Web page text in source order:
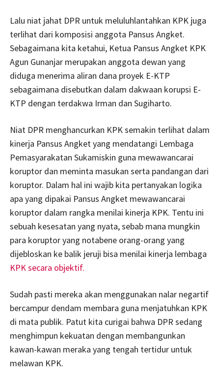
Lalu niat jahat DPR untuk meluluhlantahkan KPK juga
terlihat dari komposisi anggota Pansus Angket.
Sebagaimana kita ketahui, Ketua Pansus Angket KPK
Agun Gunanjar merupakan anggota dewan yang
diduga menerima aliran dana proyek E-KTP
sebagaimana disebutkan dalam dakwaan korupsi E-
KTP dengan terdakwa Irman dan Sugiharto.
Niat DPR menghancurkan KPK semakin terlihat dalam
kinerja Pansus Angket yang mendatangi Lembaga
Pemasyarakatan Sukamiskin guna mewawancarai
koruptor dan meminta masukan serta pandangan dari
koruptor. Dalam hal ini wajib kita pertanyakan logika
apa yang dipakai Pansus Angket mewawancarai
koruptor dalam rangka menilai kinerja KPK. Tentu ini
sebuah kesesatan yang nyata, sebab mana mungkin
para koruptor yang notabene orang-orang yang
dijebloskan ke balik jeruji bisa menilai kinerja lembaga
KPK secara objektif.
Sudah pasti mereka akan menggunakan nalar negartif
bercampur dendam membara guna menjatuhkan KPK
di mata publik. Patut kita curigai bahwa DPR sedang
menghimpun kekuatan dengan membangunkan
kawan-kawan meraka yang tengah tertidur untuk
melawan KPK.